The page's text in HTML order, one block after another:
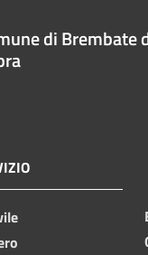
di Brembate